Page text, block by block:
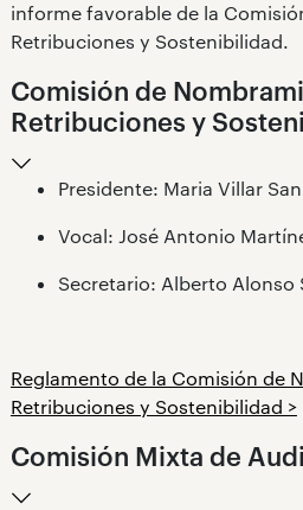
informe favorable de la
Retribuciones y Sostenibilidad.
Comisión de
Retribuciones y
Presidente: Maria Villar
Vocal: José Antonio
Secretario: Alberto Alonso
Reglamento de la Comisión de
Retribuciones y Sostenibilidad >
Comisión Mixta de